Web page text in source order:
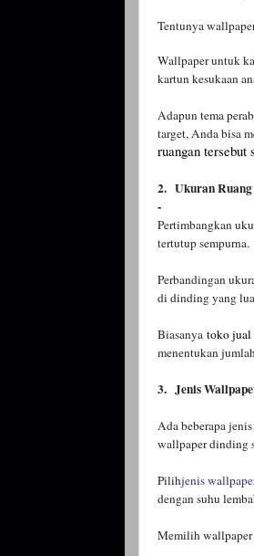
Tentunya
Wallpaper untuk
kartun kesukaan
Adapun tema
target, Anda bisa
ruangan
2. Ukuran Ruang
-
Pertimbangkan
tertutup sempurna.
Perbandingan
di dinding yang
Biasanya tokojual
menentukan
3. Jenis
Ada beberapa
wallpaper dinding
Pilihjenis
dengan suhu
Memilih